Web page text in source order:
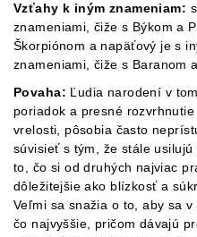
Vzťahy k iným znameniam:
znameniami, čiže s Býkom a
Škorpiónom a napäťový je s
znameniami, čiže s Baranom
Povaha: Ľudia narodení v
poriadok a presné
vrelosti, pôsobia často
súvisieť s tým, že stále
to, čo si od druhých najviac
dôležitejšie ako blízkosť a
Veľmi sa snažia o to, aby sa
čo najvyššie, pričom dávajú